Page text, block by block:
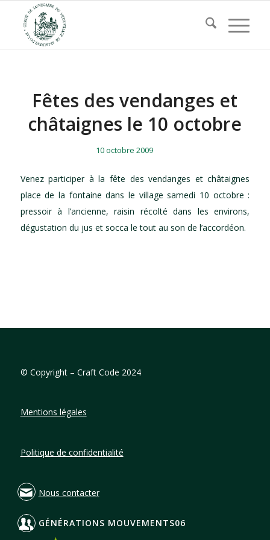
Fêtes des vendanges et
châtaignes le 10 octobre
10 octobre 2009
Venez participer à la fête des vendanges et châtaignes
place de la fontaine dans le village samedi 10 octobre :
pressoir à l’ancienne, raisin récolté dans les environs,
dégustation du jus et socca le tout au son de l’accordéon.
© Copyright – Craft Code 2024
Mentions légales
Politique de confidentialité
Nous contacter
GÉNÉRATIONS MOUVEMENTS06